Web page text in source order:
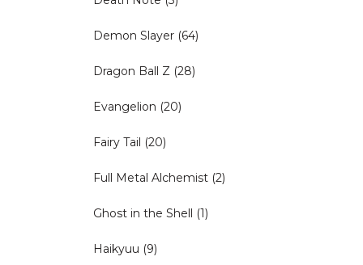
Demon Slayer (64)
Dragon Ball Z (28)
Evangelion (20)
Fairy Tail (20)
Full Metal Alchemist (2)
Ghost in the Shell (1)
Haikyuu (9)